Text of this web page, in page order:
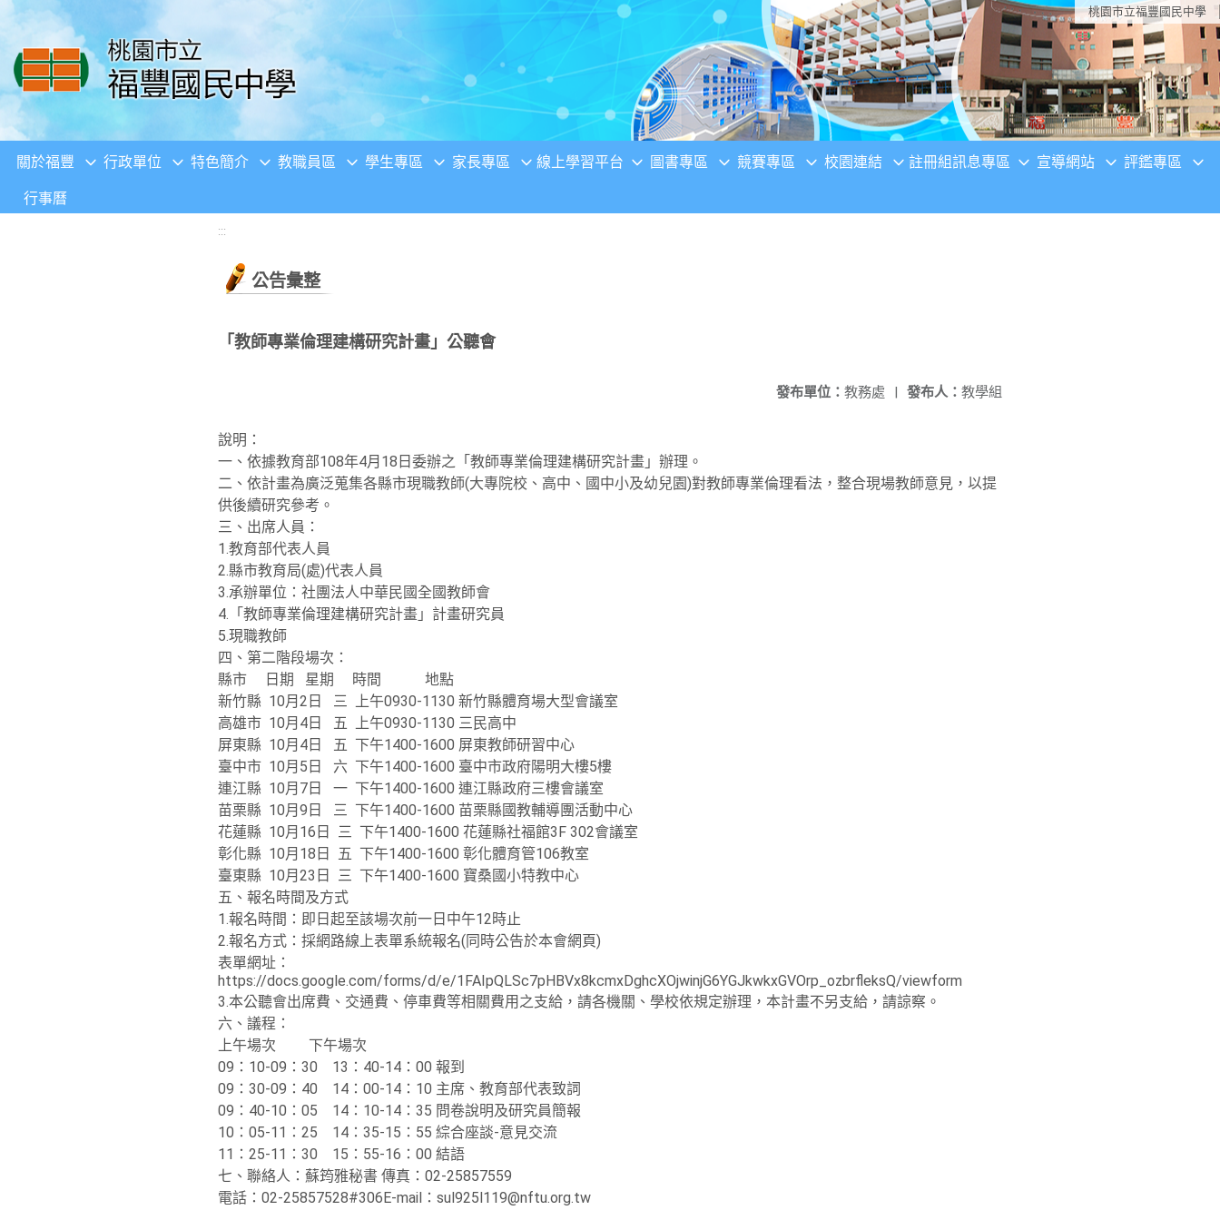
移至網頁之主要內容區位置 桃園市立福豐國民中學
關於福豐 行政單位 特色簡介 教職員區 學生專區 家長專區 線上學習平台 圖書專區 競賽專區 校園連結 註冊組訊息專區 宣導網站 評鑑專區
行事曆
:::
公告彙整
「教師專業倫理建構研究計畫」公聽會
發布人： 教學組
發布單位： 教務處 |
說明：
一、依據教育部108年4月18日委辦之「教師專業倫理建構研究計畫」辦理。
二、依計畫為廣泛蒐集各縣市現職教師(大專院校、高中、國中小及幼兒園)對教師專業倫理看法，整合現場教師意見，以提
供後續研究參考。
三、 出席人員：
1.教育部代表人員
2.縣市教育局(處)代表人員
3.承辦單位：社團法人中華民國全國教師會
4.「教師專業倫理建構研究計畫」計畫研究員
5.現職教師
四、 第二階段場次：
縣市 日期 星期 時間 地點
新竹縣 10月2日 三 上午0930-1130 新竹縣體育場大型會議室
高雄市 10月4日 五 上午0930-1130 三民高中
屏東縣 10月4日 五 下午1400-1600 屏東教師研習中心
臺中市 10月5日 六 下午1400-1600 臺中市政府陽明大樓5樓
連江縣 10月7日 一 下午1400-1600 連江縣政府三樓會議室
苗栗縣 10月9日 三 下午1400-1600 苗栗縣國教輔導團活動中心
花蓮縣 10月16日 三 下午1400-1600 花蓮縣社福館3F 302會議室
彰化縣 10月18日 五 下午1400-1600 彰化體育管106教室
臺東縣 10月23日 三 下午1400-1600 寶桑國小特教中心
五、 報名時間及方式
1.報名時間：即日起至該場次前一日中午12時止
2.報名方式：採網路線上表單系統報名(同時公告於本會網頁)
表單網址：
https://docs.google.com/forms/d/e/1FAIpQLSc7pHBVx8kcmxDghcXOjwinjG6YGJkwkxGVOrp_ozbrfleksQ/viewform
3.本公聽會出席費、交通費、停車費等相關費用之支給，請各機關、學校依規定辦理，本計畫不另支給，請諒察。
六、 議程：
上午場次 下午場次
09：10-09：30 13：40-14：00 報到
09：30-09：40 14：00-14：10 主席、教育部代表致詞
09：40-10：05 14：10-14：35 問卷說明及研究員簡報
10：05-11：25 14：35-15：55 綜合座談-意見交流
11：25-11：30 15：55-16：00 結語
七、 聯絡人：蘇筠雅秘書 傳真：02-25857559
電話：02-25857528#306E-mail：sul925l119@nftu.org.tw